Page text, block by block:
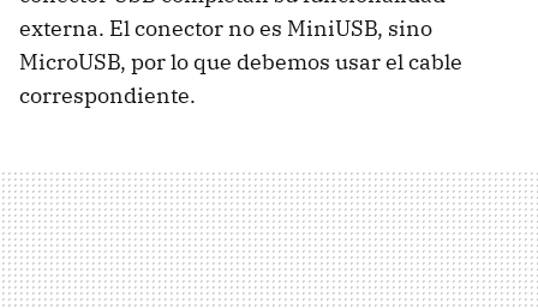
externa. El conector no es MiniUSB, sino
MicroUSB, por lo que debemos usar el cable
correspondiente.